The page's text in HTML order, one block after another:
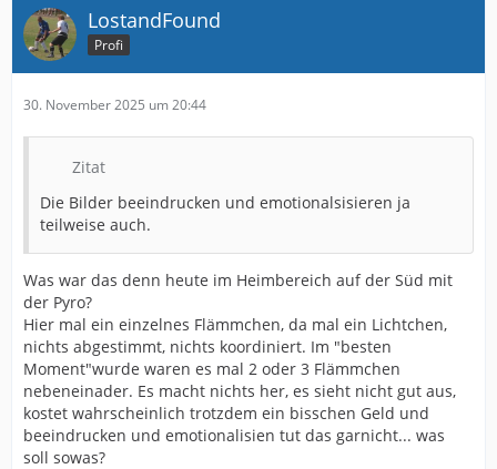
LostandFound
Profi
30. November 2025 um 20:44
Zitat
Die Bilder beeindrucken und emotionalsisieren ja
teilweise auch.
Was war das denn heute im Heimbereich auf der Süd mit
der Pyro?
Hier mal ein einzelnes Flämmchen, da mal ein Lichtchen,
nichts abgestimmt, nichts koordiniert. Im "besten
Moment"wurde waren es mal 2 oder 3 Flämmchen
nebeneinader. Es macht nichts her, es sieht nicht gut aus,
kostet wahrscheinlich trotzdem ein bisschen Geld und
beeindrucken und emotionalisien tut das garnicht... was
soll sowas?